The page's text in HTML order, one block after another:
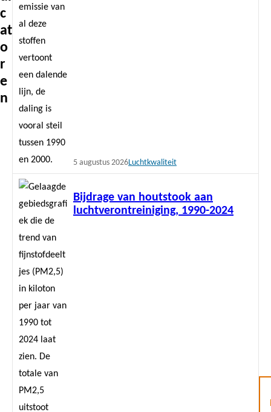
c
at
o
r
e
n
5 augustus 2026Luchtkwaliteit
Bijdrage van houtstook aan
luchtverontreiniging, 1990-2024
Lees
meer